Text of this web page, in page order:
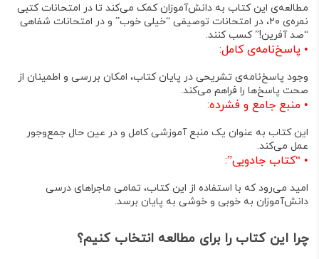
مطالعه‌ی این کتاب به دانش‌آموزان کمک می‌کند تا در امتحانات کتبی
نمره‌ی ۲۰، در امتحانات توصیفی “خیلی خوب” و در امتحانات شفاهی
“صد آفرین!” کسب کنند.
• پاسخ‌نامه‌ی کامل:
وجود پاسخ‌نامه‌ی تشریحی در پایان کتاب، امکان بررسی و اطمینان از
صحت پاسخ‌ها را فراهم می‌کند.
• منبع جامع و فشرده:
این کتاب به عنوان یک منبع آموزشی کامل و در عین حال جمع‌وجور
عمل می‌کند.
• “کتاب جادویی”:
امید می‌رود که با استفاده از این کتاب، تمامی ماجراهای درسی
دانش‌آموزان به خوبی و خوشی به پایان برسد.
چرا این کتاب را برای مطالعه انتخاب کنیم؟